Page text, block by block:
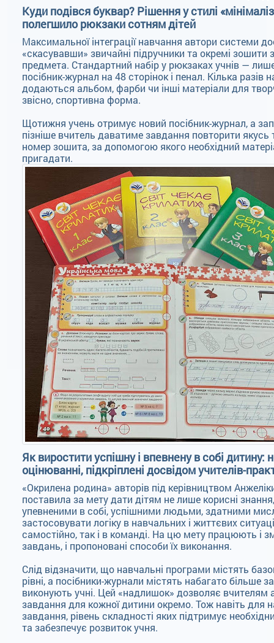
Куди подівся буквар? Рішення у стилі
полегшило рюкзаки сотням дітей
Максимальної інтеграції навчання автори системи
«скасувавши» звичайні підручники та окремі зошити
предмета. Стандартний набір у рюкзаках учнів —
посібник-журнал на 48 сторінок і пенал. Кілька разів
додаються альбом, фарби чи інші матеріали для
звісно, спортивна форма.
Щотижня учень отримує новий посібник-журнал, а
пізніше вчитель даватиме завдання повторити
номер зошита, за допомогою якого необхідний
пригадати.
Як виростити успішну і впевнену в собі дитину:
оцінюванні, підкріплені досвідом учителів-
«Окрилена родина» авторів під керівництвом
поставила за мету дати дітям не лише корисні
упевненими в собі, успішними людьми, здатними
застосовувати логіку в навчальних і життєвих
самостійно, так і в команді. На цю мету працюють і
завдань, і пропоновані способи їх виконання.
Слід відзначити, що навчальні програми містять
рівні, а посібники-журнали містять набагато більше
виконують учні. Цей «надлишок» дозволяє вчителям
завдання для кожної дитини окремо. Тож навіть для
завдання, рівень складності яких підтримує
та забезпечує розвиток учня.